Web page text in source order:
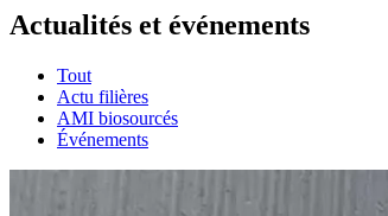
Actualités et événements
Tout
Actu filières
AMI biosourcés
Événements